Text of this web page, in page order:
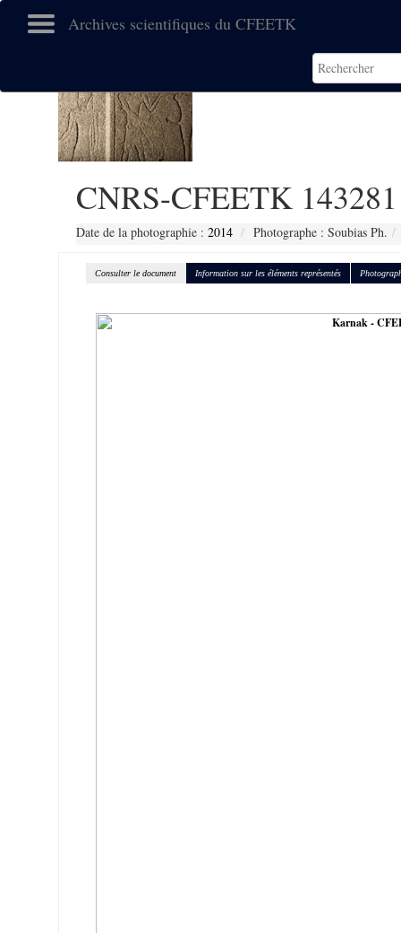
Archives scientifiques du CFEETK
CNRS-CFEETK 143281
Date de la photographie : 2014 Photographe : Soubias Ph.
Consulter le document Information sur les éléments représentés